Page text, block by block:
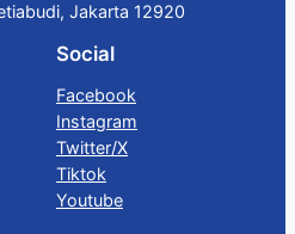
Jakarta 12920
Social
Facebook
Instagram
Twitter/X
Tiktok
Youtube